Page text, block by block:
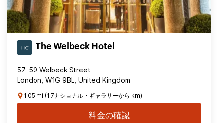
The Welbeck Hotel
57-59 Welbeck Street
London, W1G 9BL, United Kingdom
1.05 mi (1.7ナショナル・ギャラリーから km)
料金の確認